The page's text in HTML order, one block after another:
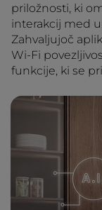
priložnosti, ki
interakcij med
Zahvaljujoč
Wi-Fi
funkcije, ki se